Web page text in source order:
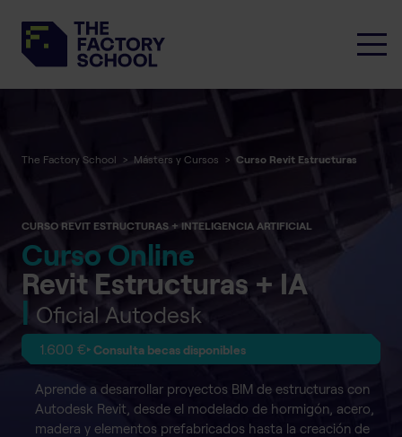
The Factory School > Másters y Cursos > Curso Revit Estructuras
CURSO REVIT ESTRUCTURAS + INTELIGENCIA ARTIFICIAL
Curso Online
Revit Estructuras + IA
| Oficial Autodesk
1.600 €‣ Consulta becas disponibles
Aprende a desarrollar proyectos BIM de estructuras con
Autodesk Revit, desde el modelado de hormigón, acero,
madera y elementos prefabricados hasta la creación de